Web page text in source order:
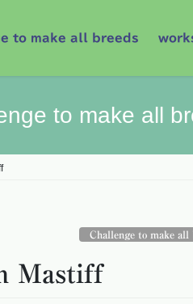
to make all breeds
to make all
Challenge to make all
Mastiff